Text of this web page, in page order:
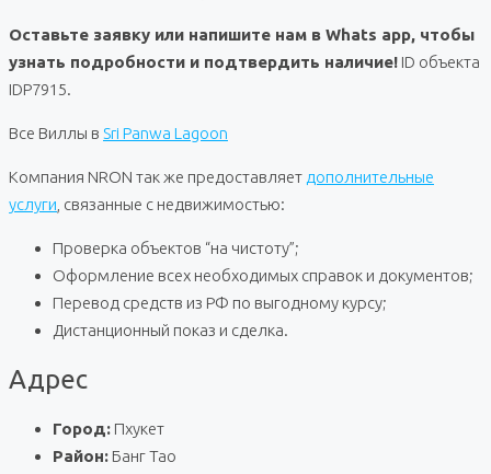
Оставьте заявку или напишите нам в Whats app, чтобы
узнать подробности и подтвердить наличие! ID объекта
IDP7915.
Все Виллы в Sri Panwa Lagoon
Компания NRON так же предоставляет дополнительные
услуги , связанные с недвижимостью:
Проверка объектов “на чистоту”;
Оформление всех необходимых справок и документов;
Перевод средств из РФ по выгодному курсу;
Дистанционный показ и сделка.
Адрес
Город: Пхукет
Район: Банг Тао